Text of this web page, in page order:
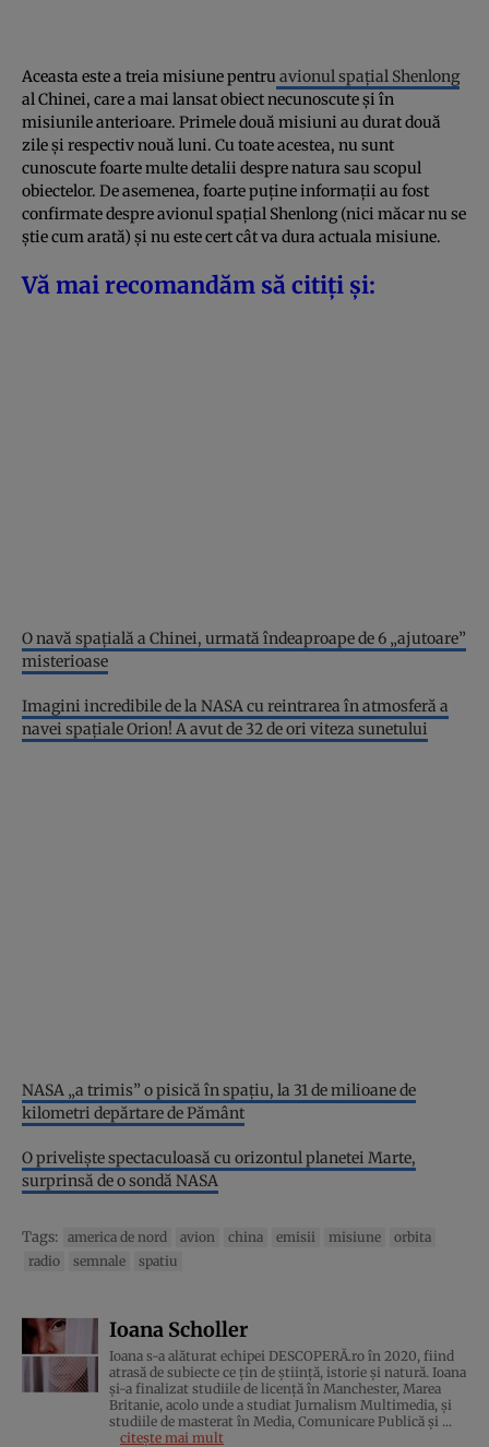
Aceasta este a treia misiune pentru avionul spațial Shenlong
al Chinei, care a mai lansat obiect necunoscute și în
misiunile anterioare. Primele două misiuni au durat două
zile și respectiv nouă luni. Cu toate acestea, nu sunt
cunoscute foarte multe detalii despre natura sau scopul
obiectelor. De asemenea, foarte puține informații au fost
confirmate despre avionul spațial Shenlong (nici măcar nu se
știe cum arată) și nu este cert cât va dura actuala misiune.
Vă mai recomandăm să citiți și:
O navă spațială a Chinei, urmată îndeaproape de 6 „ajutoare”
misterioase
Imagini incredibile de la NASA cu reintrarea în atmosferă a
navei spațiale Orion! A avut de 32 de ori viteza sunetului
NASA „a trimis” o pisică în spațiu, la 31 de milioane de
kilometri depărtare de Pământ
O priveliște spectaculoasă cu orizontul planetei Marte,
surprinsă de o sondă NASA
Tags: america de nord avion china emisii misiune
orbita
radio
semnale spatiu
Ioana Scholler
Ioana s-a alăturat echipei DESCOPERĂ.ro în 2020, fiind
atrasă de subiecte ce țin de știință, istorie și natură. Ioana
și-a finalizat studiile de licență în Manchester, Marea
Britanie, acolo unde a studiat Jurnalism Multimedia, și
studiile de masterat în Media, Comunicare Publică și ...
citește mai mult